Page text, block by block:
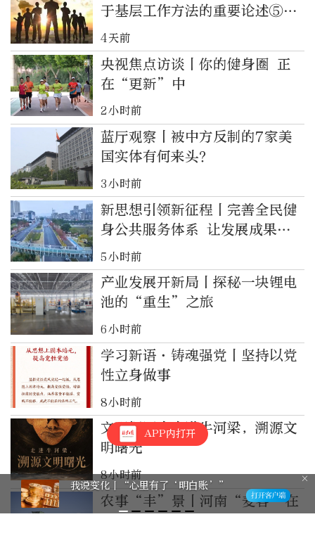
于基层工作方法的重要论述⑤练
好调查研究基本功
4天前
央视焦点访谈丨你的健身圈 正
在“更新”中
2小时前
蓝厅观察丨被中方反制的7家美
国实体有何来头？
3小时前
新思想引领新征程丨完善全民健
身公共服务体系 让发展成果惠
及全体人民
5小时前
产业发展开新局丨探秘一块锂电
池的“重生”之旅
6小时前
学习新语·铸魂强党丨坚持以党
性立身做事
8小时前
文明探源丨走进牛河梁，溯源文
明曙光
8小时前
农事“丰”景丨河南“麦客”在
APP内打开
我说变化丨“心里有了‘明白账’”